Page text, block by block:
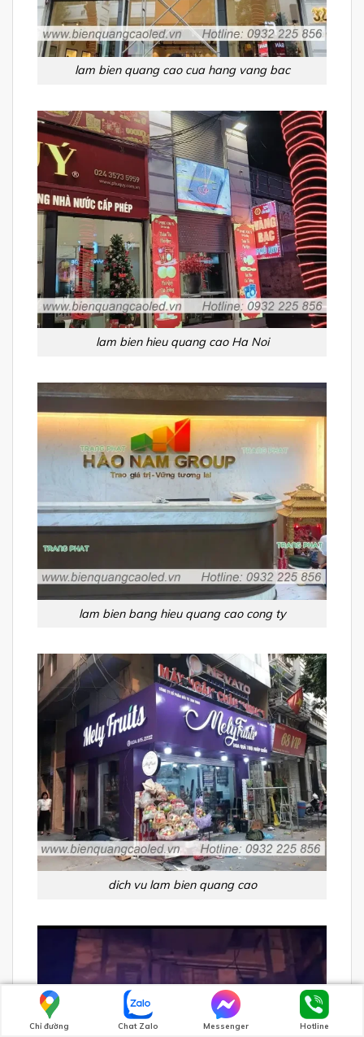
lam bien quang cao cua hang vang bac
lam bien hieu quang cao Ha Noi
lam bien bang hieu quang cao cong ty
dich vu lam bien quang cao
Chỉ đường Chat Zalo Messenger Hotline